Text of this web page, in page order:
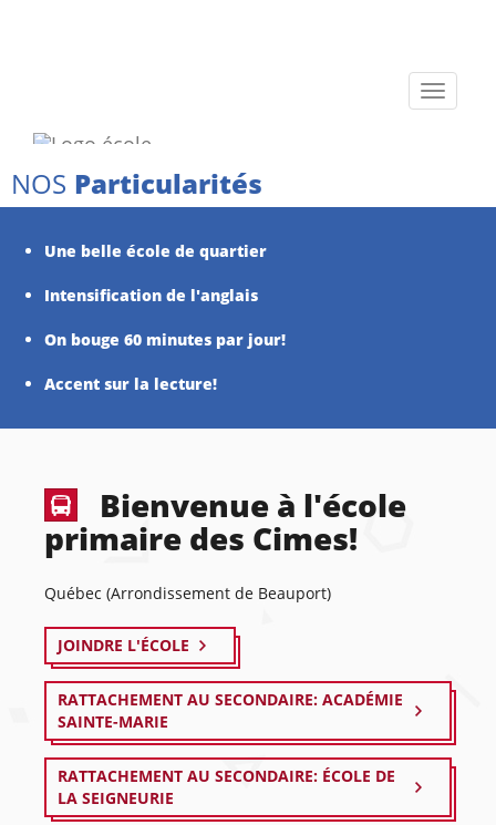
Toggle
NOS Particularités
Une belle école de quartier
Intensification de l'anglais
On bouge 60 minutes par jour!
Accent sur la lecture!
Bienvenue à l'école
primaire des Cimes!
Québec (Arrondissement de Beauport)
JOINDRE L'ÉCOLE
RATTACHEMENT AU SECONDAIRE: ACADÉMIE
SAINTE-MARIE
RATTACHEMENT AU SECONDAIRE: ÉCOLE DE
LA SEIGNEURIE